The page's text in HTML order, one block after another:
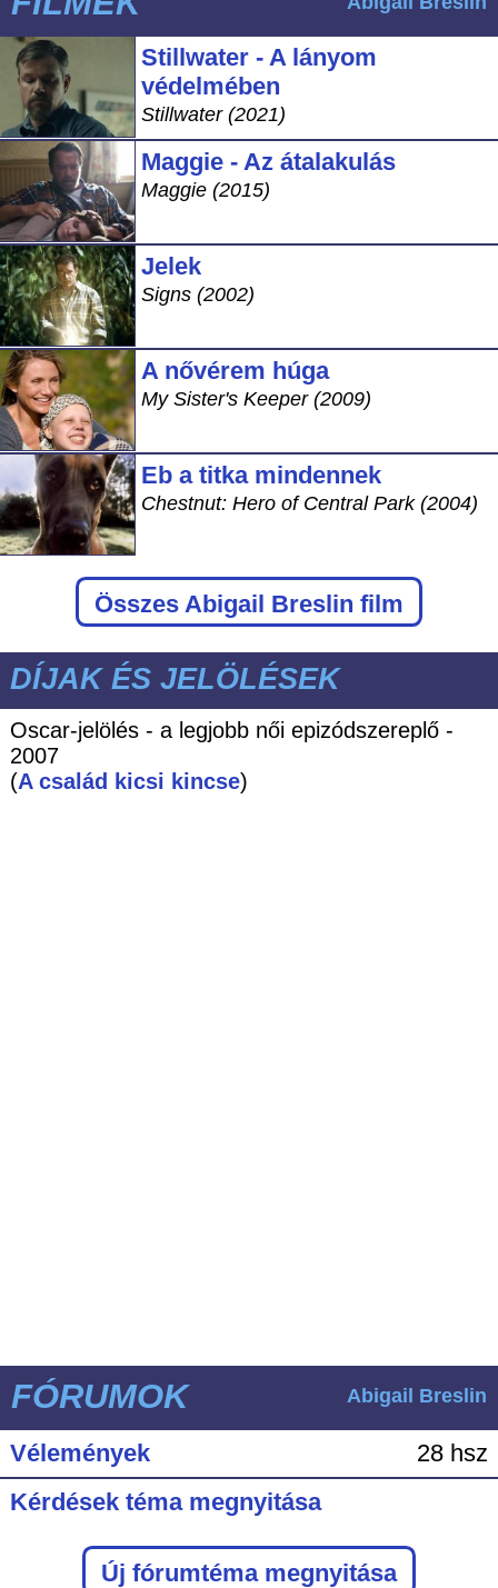
Stillwater - A lányom
védelmében
Stillwater (2021)
Maggie - Az átalakulás
Maggie (2015)
Jelek
Signs (2002)
A nővérem húga
My Sister's Keeper (2009)
Eb a titka mindennek
Chestnut: Hero of Central Park (2004)
Összes Abigail Breslin film
DÍJAK ÉS JELÖLÉSEK
Oscar-jelölés - a legjobb női epizódszereplő -
2007
(A család kicsi kincse)
FÓRUMOK Abigail Breslin
Vélemények
28 hsz
Kérdések téma megnyitása
Új fórumtéma megnyitása